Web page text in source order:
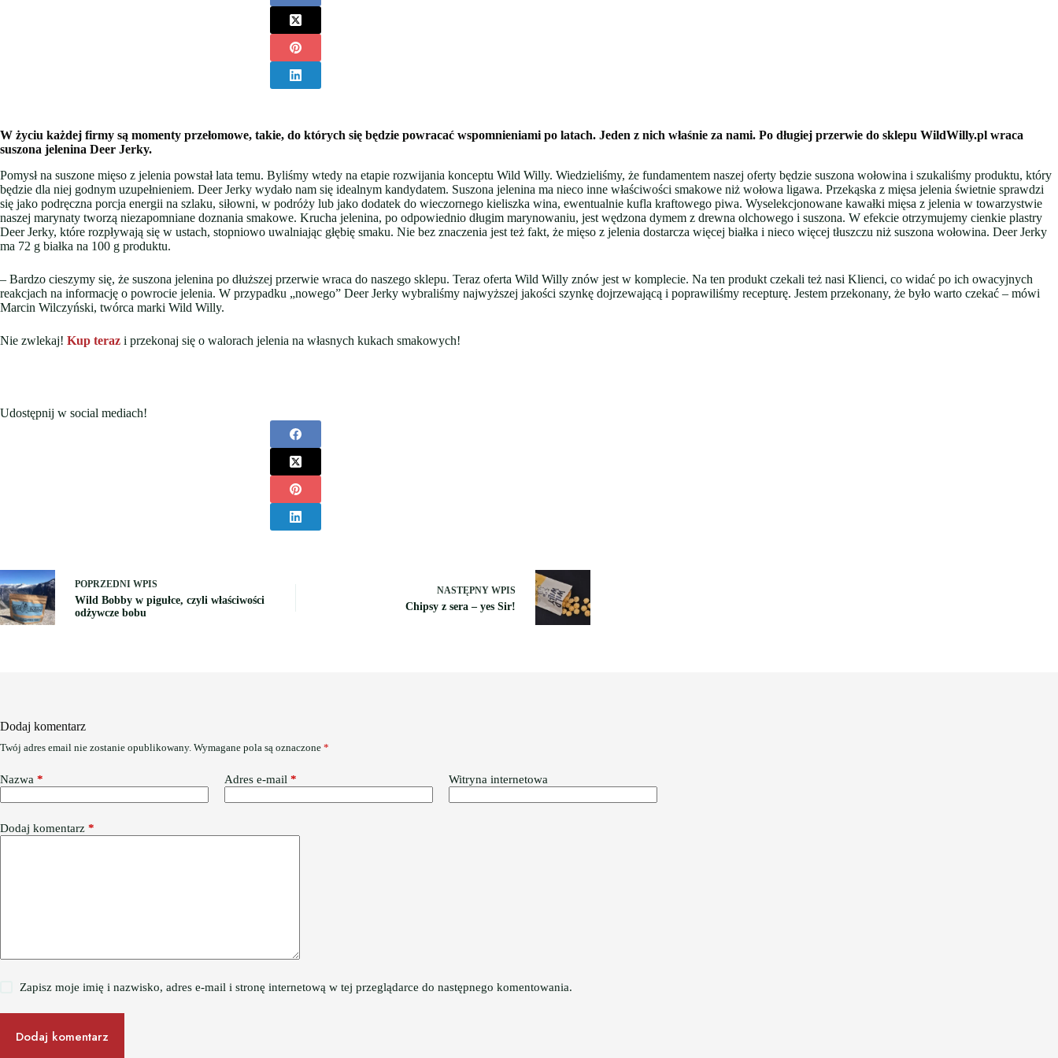
W życiu każdej firmy są momenty przełomowe, takie, do których się będzie powracać wspomnieniami po latach. Jeden z nich właśnie za nami. Po długiej przerwie do sklepu WildWilly.pl wraca
suszona jelenina Deer Jerky.
Pomysł na suszone mięso z jelenia powstał lata temu. Byliśmy wtedy na etapie rozwijania konceptu Wild Willy. Wiedzieliśmy, że fundamentem naszej oferty będzie suszona wołowina i szukaliśmy produktu, który
będzie dla niej godnym uzupełnieniem. Deer Jerky wydało nam się idealnym kandydatem. Suszona jelenina ma nieco inne właściwości smakowe niż wołowa ligawa. Przekąska z mięsa jelenia świetnie sprawdzi
się jako podręczna porcja energii na szlaku, siłowni, w podróży lub jako dodatek do wieczornego kieliszka wina, ewentualnie kufla kraftowego piwa. Wyselekcjonowane kawałki mięsa z jelenia w towarzystwie
naszej marynaty tworzą niezapomniane doznania smakowe. Krucha jelenina, po odpowiednio długim marynowaniu, jest wędzona dymem z drewna olchowego i suszona. W efekcie otrzymujemy cienkie plastry
Deer Jerky, które rozpływają się w ustach, stopniowo uwalniając głębię smaku. Nie bez znaczenia jest też fakt, że mięso z jelenia dostarcza więcej białka i nieco więcej tłuszczu niż suszona wołowina. Deer Jerky
ma 72 g białka na 100 g produktu.
– Bardzo cieszymy się, że suszona jelenina po dłuższej przerwie wraca do naszego sklepu. Teraz oferta Wild Willy znów jest w komplecie. Na ten produkt czekali też nasi Klienci, co widać po ich owacyjnych
reakcjach na informację o powrocie jelenia. W przypadku „nowego” Deer Jerky wybraliśmy najwyższej jakości szynkę dojrzewającą i poprawiliśmy recepturę. Jestem przekonany, że było warto czekać – mówi
Marcin Wilczyński, twórca marki Wild Willy.
Nie zwlekaj! Kup teraz i przekonaj się o walorach jelenia na własnych kukach smakowych!
Udostępnij w social mediach!
POPRZEDNI WPIS
Wild Bobby w pigułce, czyli właściwości
odżywcze bobu
NASTĘPNY WPIS
Chipsy z sera – yes Sir!
Dodaj komentarz
Twój adres email nie zostanie opublikowany. Wymagane pola są oznaczone *
Nazwa * Adres e-mail * Witryna internetowa
Dodaj komentarz *
Zapisz moje imię i nazwisko, adres e-mail i stronę internetową w tej przeglądarce do następnego komentowania.
Dodaj komentarz